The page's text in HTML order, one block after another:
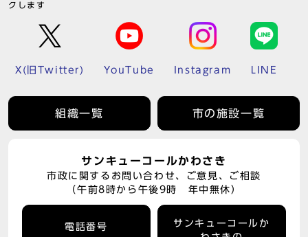
クします
X(旧Twitter) YouTube Instagram LINE
組織一覧 市の施設一覧
サンキューコールかわさき
市政に関するお問い合わせ、ご意見、ご相談
（午前8時から午後9時 年中無休）
電話番号
サンキューコールか